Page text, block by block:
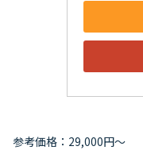
参考価格：29,000円～